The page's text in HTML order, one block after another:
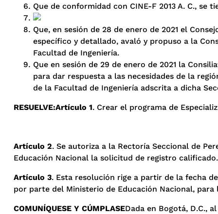
Que de conformidad con CINE-F 2013 A. C., se
Que, en sesión de 28 de enero de 2021 el
específico y detallado, avaló y propuso a la
Facultad de Ingeniería.
Que en sesión de 29 de enero de 2021 la
para dar respuesta a las necesidades de la
de la Facultad de Ingeniería adscrita a dicha
RESUELVE:Artículo 1. Crear el programa de
Artículo 2. Se autoriza a la Rectoría Seccional de
Educación Nacional la solicitud de registro calificado.
Artículo 3. Esta resolución rige a partir de la fecha
por parte del Ministerio de Educación Nacional,
COMUNÍQUESE Y CÚMPLASEDada en Bogotá, D.C.,